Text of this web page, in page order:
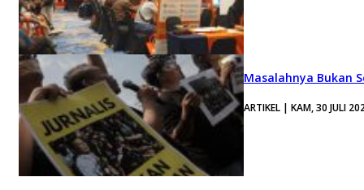
Masalahnya Bukan
ARTIKEL | KAM, 30 JULI